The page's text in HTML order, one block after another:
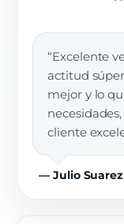
“Excelente
actitud
mejor y lo
cliente
— Julio Suarez